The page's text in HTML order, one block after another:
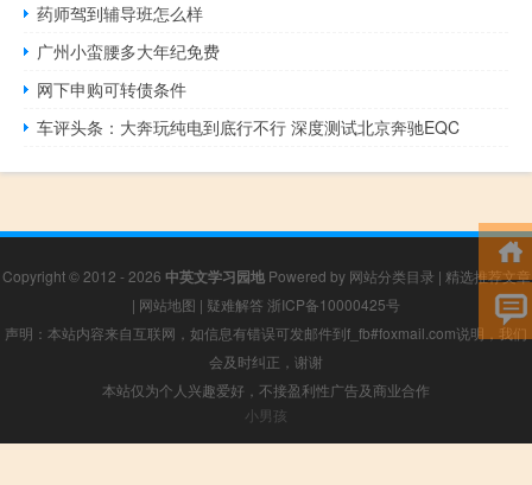
药师驾到辅导班怎么样
广州小蛮腰多大年纪免费
网下申购可转债条件
车评头条：大奔玩纯电到底行不行 深度测试北京奔驰EQC
Copyright © 2012 - 2026 中英文学习园地Powered by 网站分类目录 | 精选推荐文章
| 网站地图 | 疑难解答 浙ICP备10000425号
声明：本站内容来自互联网，如信息有错误可发邮件到f_fb#foxmail.com说明，我们
会及时纠正，谢谢
本站仅为个人兴趣爱好，不接盈利性广告及商业合作
小男孩